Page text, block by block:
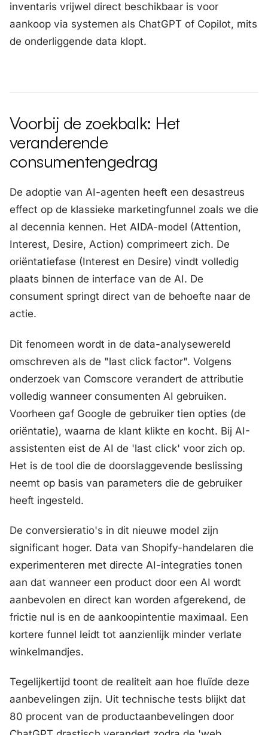
inventaris vrijwel direct beschikbaar is voor
aankoop via systemen als ChatGPT of Copilot, mits
de onderliggende data klopt.
Voorbij de zoekbalk: Het
veranderende
consumentengedrag
De adoptie van AI-agenten heeft een desastreus
effect op de klassieke marketingfunnel zoals we die
al decennia kennen. Het AIDA-model (Attention,
Interest, Desire, Action) comprimeert zich. De
oriëntatiefase (Interest en Desire) vindt volledig
plaats binnen de interface van de AI. De
consument springt direct van de behoefte naar de
actie.
Dit fenomeen wordt in de data-analysewereld
omschreven als de "last click factor". Volgens
onderzoek van Comscore verandert de attributie
volledig wanneer consumenten AI gebruiken.
Voorheen gaf Google de gebruiker tien opties (de
oriëntatie), waarna de klant klikte en kocht. Bij AI-
assistenten eist de AI de 'last click' voor zich op.
Het is de tool die de doorslaggevende beslissing
neemt op basis van parameters die de gebruiker
heeft ingesteld.
De conversieratio's in dit nieuwe model zijn
significant hoger. Data van Shopify-handelaren die
experimenteren met directe AI-integraties tonen
aan dat wanneer een product door een AI wordt
aanbevolen en direct kan worden afgerekend, de
frictie nul is en de aankoopintentie maximaal. Een
kortere funnel leidt tot aanzienlijk minder verlate
winkelmandjes.
Tegelijkertijd toont de realiteit aan hoe fluïde deze
aanbevelingen zijn. Uit technische tests blijkt dat
80 procent van de productaanbevelingen door